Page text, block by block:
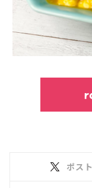
ポスト